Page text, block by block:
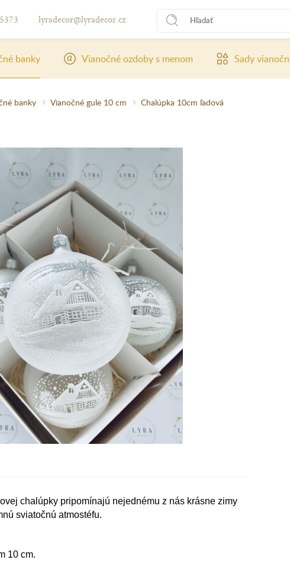
lyradecor@lyradecor.cz
banky Vianočné ozdoby s menom Sady
banky Vianočné gule 10 cm Chalúpka 10cm ľadová
chalúpky pripomínajú nejednému z nás krásne zimy
sviatočnú atmostéfu.
10 cm.